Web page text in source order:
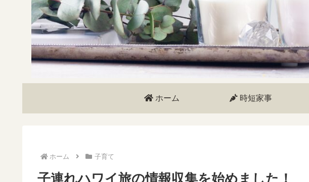
ホーム 時短家事
ホーム 子育て
子連れハワイ旅の情報収集を始めました！